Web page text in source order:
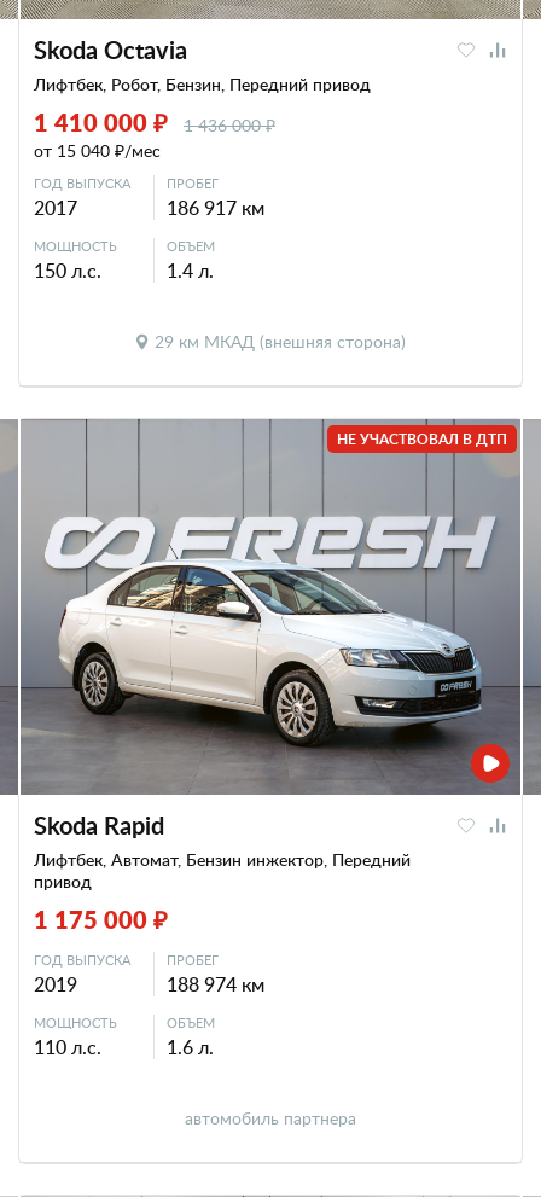
Skoda Octavia
Лифтбек, Робот, Бензин, Передний привод
1 410 000 ₽
1 436 000 ₽
от 15 040 ₽/мес
ГОД ВЫПУСКА
2017
ПРОБЕГ
186 917 км
МОЩНОСТЬ
150 л.с.
ОБЪЕМ
1.4 л.
29 км МКАД (внешняя сторона)
НЕ УЧАСТВОВАЛ В ДТП
Skoda Rapid
Лифтбек, Автомат, Бензин инжектор, Передний
привод
1 175 000 ₽
ГОД ВЫПУСКА
2019
ПРОБЕГ
188 974 км
МОЩНОСТЬ
110 л.с.
ОБЪЕМ
1.6 л.
автомобиль партнера